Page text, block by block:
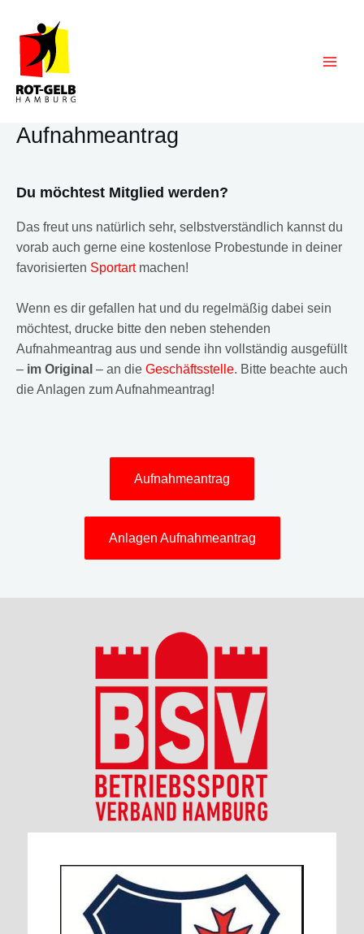
springen
Aufnahmeantrag
Du möchtest Mitglied werden?
Das freut uns natürlich sehr, selbstverständlich kannst du
vorab auch gerne eine kostenlose Probestunde in deiner
favorisierten Sportartmachen!
Wenn es dir gefallen hat und du regelmäßig dabei sein
möchtest, drucke bitte den neben stehenden
Aufnahmeantrag aus und sende ihn vollständig ausgefüllt
– im Original – an die Geschäftsstelle. Bitte beachte auch
die Anlagen zum Aufnahmeantrag!
Aufnahmeantrag
Anlagen Aufnahmeantrag